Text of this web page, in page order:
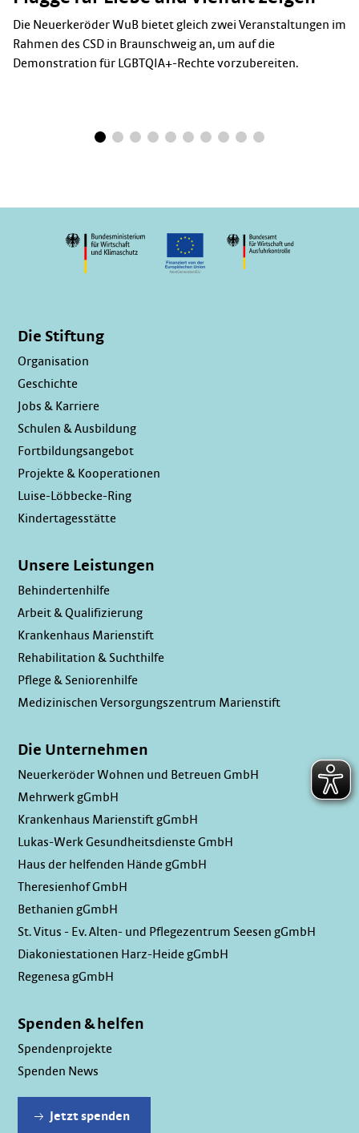
Die Neuerkeröder WuB bietet gleich zwei Veranstaltungen im
Rahmen des CSD in Braunschweig an, um auf die
Demonstration für LGBTQIA+-Rechte vorzubereiten.
Die Stiftung
Organisation
Geschichte
Jobs & Karriere
Schulen & Ausbildung
Fortbildungsangebot
Projekte & Kooperationen
Luise-Löbbecke-Ring
Kindertagesstätte
Unsere Leistungen
Behindertenhilfe
Arbeit & Qualifizierung
Krankenhaus Marienstift
Rehabilitation & Suchthilfe
Pflege & Seniorenhilfe
Medizinischen Versorgungszentrum Marienstift
Die Unternehmen
Neuerkeröder Wohnen und Betreuen GmbH
Mehrwerk gGmbH
Krankenhaus Marienstift gGmbH
Lukas-Werk Gesundheitsdienste GmbH
Haus der helfenden Hände gGmbH
Theresienhof GmbH
Bethanien gGmbH
St. Vitus - Ev. Alten- und Pflegezentrum Seesen gGmbH
Diakoniestationen Harz-Heide gGmbH
Regenesa gGmbH
Spenden & helfen
Spendenprojekte
Spenden News
Jetzt spenden